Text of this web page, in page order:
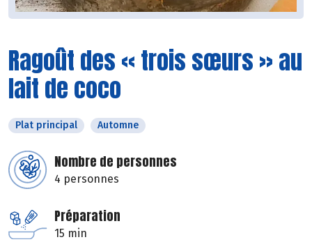
Ragoût des « trois sœurs » au
lait de coco
Plat principal Automne
Nombre de personnes
4 personnes
Préparation
15 min